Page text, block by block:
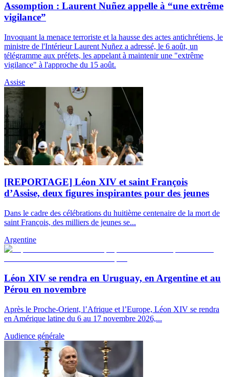
Assomption : Laurent Nuñez appelle à “une extrême
vigilance”
Invoquant la menace terroriste et la hausse des actes antichrétiens, le
ministre de l'Intérieur Laurent Nuñez a adressé, le 6 août, un
télégramme aux préfets, les appelant à maintenir une "extrême
vigilance" à l'approche du 15 août.
Assise
[REPORTAGE] Léon XIV et saint François
d’Assise, deux figures inspirantes pour des jeunes
Dans le cadre des célébrations du huitième centenaire de la mort de
saint François, des milliers de jeunes se...
Argentine
Léon XIV se rendra en Uruguay, en Argentine et au
Pérou en novembre
Après le Proche-Orient, l’Afrique et l’Europe, Léon XIV se rendra
en Amérique latine du 6 au 17 novembre 2026,...
Audience générale